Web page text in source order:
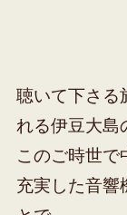
聴いて下さる
れる伊豆大島
このご時世で
充実した音響